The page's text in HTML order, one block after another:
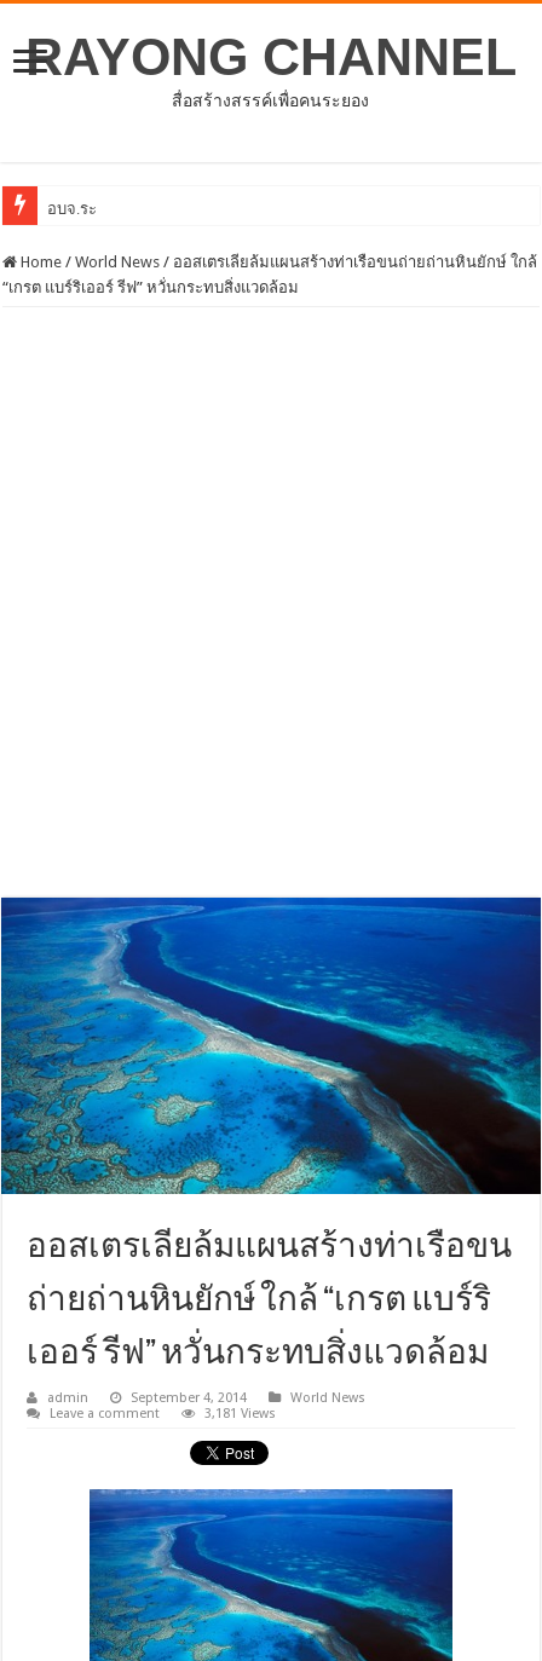
RAYONG CHANNEL
สื่อสร้างสรรค์เพื่อคนระยอง
อบจ.ระยองต้อนรับคณะจากตัวแทนศูนย์ธุรกิจ
Home / World News / ออสเตรเลียล้มแผนสร้างท่าเรือขนถ่ายถ่านหินยักษ์ ใกล้
“เกรต แบร์ริเออร์ รีฟ” หวั่นกระทบสิ่งแวดล้อม
ออสเตรเลียล้มแผนสร้างท่าเรือขน
ถ่ายถ่านหินยักษ์ ใกล้ “เกรต แบร์ริ
เออร์ รีฟ” หวั่นกระทบสิ่งแวดล้อม
admin September 4, 2014
World News
Leave a comment
3,181 Views